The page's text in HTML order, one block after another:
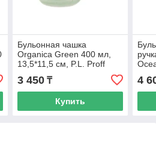
Бульонная чашка
Organica Green 400 мл,
13,5*11,5 см, P.L. Proff
3 450₸
Купить
4